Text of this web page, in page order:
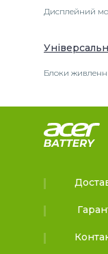
Дисплейний
Блоки